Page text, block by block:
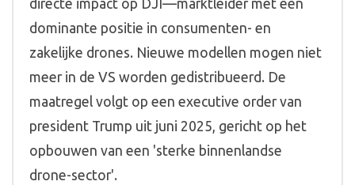
directe impact op DJI—marktleider met een
dominante positie in consumenten- en
zakelijke drones. Nieuwe modellen mogen niet
meer in de VS worden gedistribueerd. De
maatregel volgt op een executive order van
president Trump uit juni 2025, gericht op het
opbouwen van een 'sterke binnenlandse
drone-sector'.